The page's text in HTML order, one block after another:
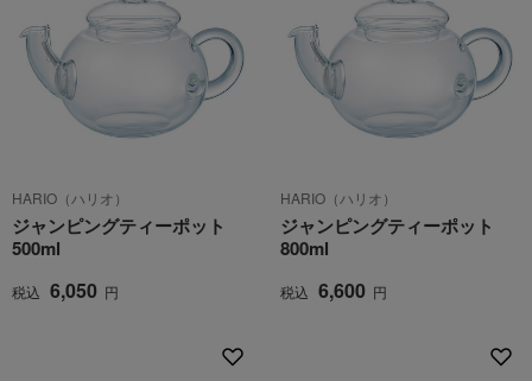
HARIO（ハリオ）
ジャンピングティーポット
500ml
税込 6,050 円
HARIO（ハリオ）
ジャンピングティーポット
800ml
税込 6,600 円